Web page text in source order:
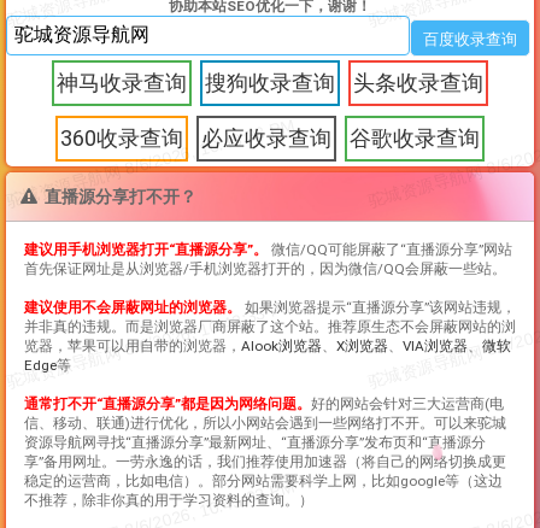
协助本站SEO优化一下，谢谢！
神马收录查询 搜狗收录查询 头条收录查询
360收录查询 必应收录查询 谷歌收录查询
直播源分享打不开？
建议用手机浏览器打开“直播源分享”。 微信/QQ可能屏蔽了“直播源分享”网站
首先保证网址是从浏览器/手机浏览器打开的，因为微信/QQ会屏蔽一些站。
建议使用不会屏蔽网址的浏览器。 如果浏览器提示“直播源分享”该网站违规，
并非真的违规。而是浏览器厂商屏蔽了这个站。推荐原生态不会屏蔽网站的浏
览器，苹果可以用自带的浏览器， Alook浏览器、 X浏览器、 VIA浏览器、 微软
Edge等
通常打不开“直播源分享”都是因为网络问题。 好的网站会针对三大运营商(电
信、移动、联通)进行优化，所以小网站会遇到一些网络打不开。可以来驼城
资源导航网寻找“直播源分享”最新网址、“直播源分享”发布页和“直播源分
享”备用网址。一劳永逸的话，我们推荐使用加速器（将自己的网络切换成更
稳定的运营商，比如电信）。部分网站需要科学上网，比如google等（这边
不推荐，除非你真的用于学习资料的查询。）